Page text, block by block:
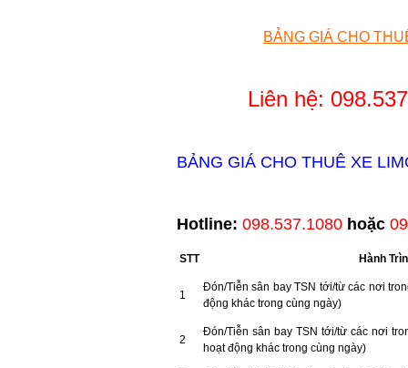
BẢNG GIÁ CHO
Liên hệ:
BẢNG GIÁ CHO THUÊ XE
Hotline: 098.537.1080 hoặc
STT Hành
1
Đón/Tiễn sân bay TSN tới/từ các nơi
động khác trong cùng ngày)
2
Đón/Tiễn sân bay TSN tới/từ các nơi
hoạt động khác trong cùng ngày)